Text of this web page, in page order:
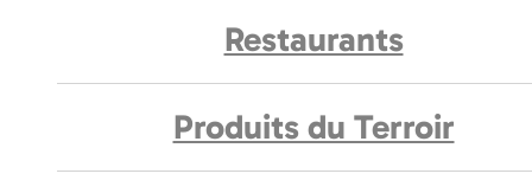
Restaurants
Produits du Terroir